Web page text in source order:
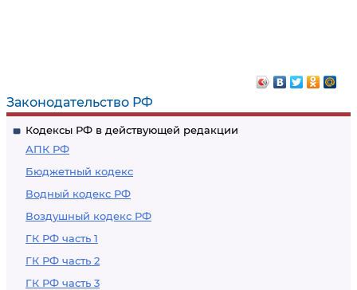
Законодательство РФ
Кодексы РФ в действующей редакции
АПК РФ
Бюджетный кодекс
Водный кодекс РФ
Воздушный кодекс РФ
ГК РФ часть 1
ГК РФ часть 2
ГК РФ часть 3